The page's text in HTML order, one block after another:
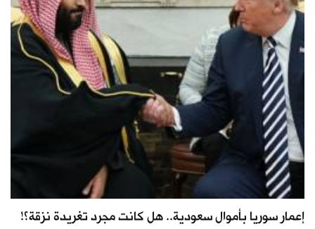
إعمار سوريا بأموال سعودية.. هل كانت مجرد تغريدة نزقة؟!